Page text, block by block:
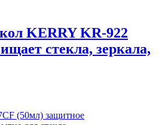
KERRY KR-922
стекла, зеркала,